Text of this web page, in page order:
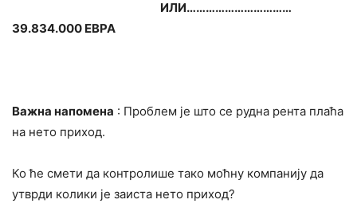
ИЛИ……………………………
39.834.000 ЕВРА
Важна напомена : Проблем је што се рудна рента плаћа
на нето приход.
Ко ће смети да контролише тако моћну компанију да
утврди колики је заиста нето приход?